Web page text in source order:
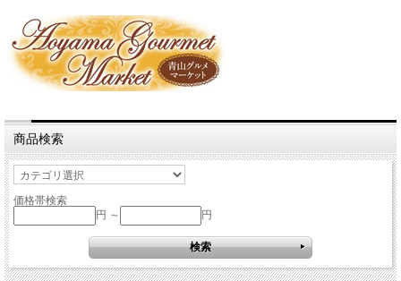
商品検索
価格帯検索
円 ～
円